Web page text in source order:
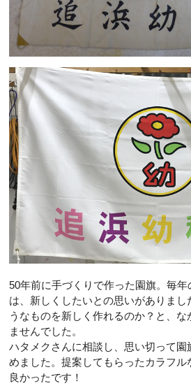
50年前に手づくりで作った園旗。毎
は、新しくしたいとの思いがありまし
うなものを新しく作れるのか？と、な
ませんでした。
ハタメクさんに相談し、思い切って
めました。提案してもらったカラフル
良かったです！